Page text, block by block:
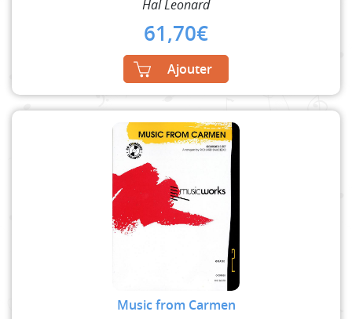
Hal Leonard
61,70€
Ajouter
Music from Carmen